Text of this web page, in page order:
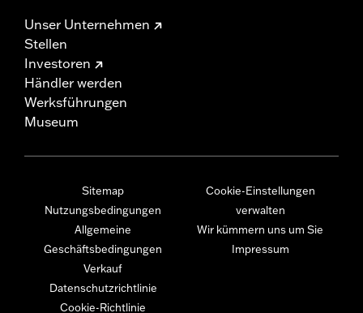
Unser Unternehmen
Stellen
Investoren
Händler werden
Werksführungen
Museum
Sitemap
Nutzungsbedingungen
Allgemeine
Geschäftsbedingungen
Verkauf
Datenschutzrichtlinie
Cookie-Richtlinie
Cookie-Einstellungen
verwalten
Wir kümmern uns um Sie
Impressum